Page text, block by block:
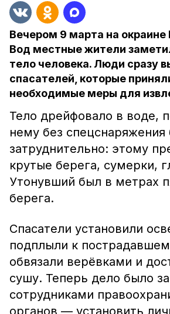
Вечером 9 марта на
Вод местные жители
тело человека. Люди сразу
спасателей, которые
необходимые меры для
Тело дрейфовало в воде,
нему без спецснаряжения
затруднительно: этому
крутые берега, сумерки,
Утонувший был в метрах
берега.
Спасатели установили
подплыли к
обвязали верёвками и
сушу. Теперь дело было за
сотрудниками
органов — установить